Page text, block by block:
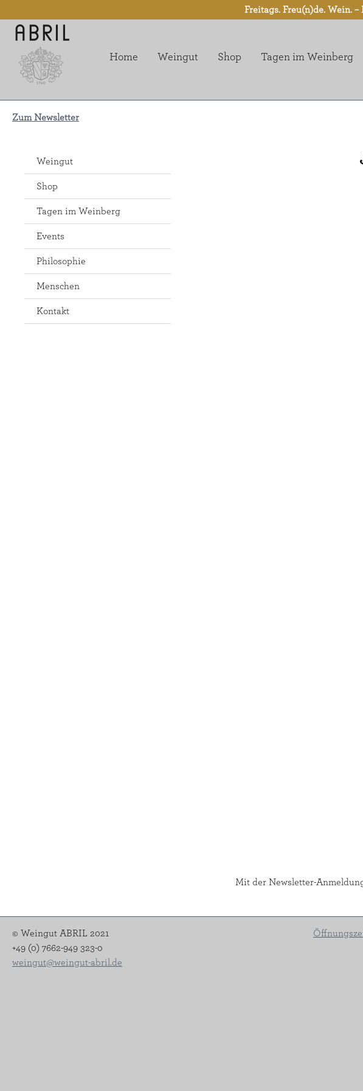
Freitags. Freu(n)de. Wein.
Home Weingut Shop Tagen im Weinberg
Zum Newsletter
Weingut
Shop
Tagen im Weinberg
Events
Philosophie
Menschen
Kontakt
Mit der Newsletter-
© Weingut ABRIL 2021
+49 (0) 7662-949 323-0
weingut@weingut-abril.de